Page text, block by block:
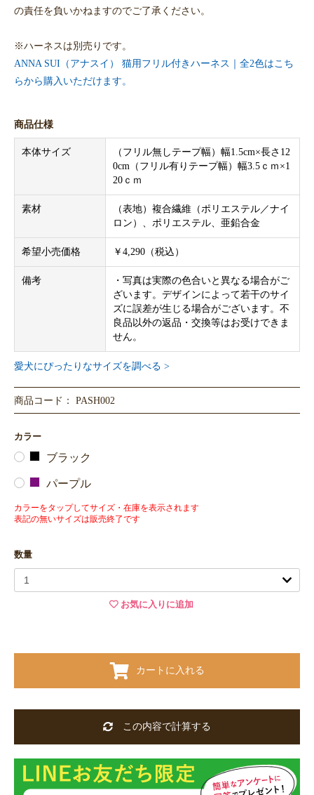
の責任を負いかねますのでご了承ください。
※ハーネスは別売りです。
ANNA SUI（アナスイ） 猫用フリル付きハーネス｜全2色はこち
らから購入いただけます。
商品仕様
本体サイズ
（フリル無しテープ幅）幅1.5cm×長さ12
0cm（フリル有りテープ幅）幅3.5ｃｍ×1
20ｃｍ
素材
（表地）複合繊維（ポリエステル／ナイ
ロン）、ポリエステル、亜鉛合金
希望小売価格 ￥4,290（税込）
備考
・写真は実際の色合いと異なる場合がご
ざいます。デザインによって若干のサイ
ズに誤差が生じる場合がございます。不
良品以外の返品・交換等はお受けできま
せん。
愛犬にぴったりなサイズを調べる >
商品コード： PASH002
カラー
ブラック
パープル
カラーをタップしてサイズ・在庫を表示されます
表記の無いサイズは販売終了です
数量
お気に入りに追加
カートに入れる
この内容で計算する